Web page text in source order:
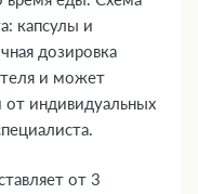
капсулы и
дозировка
и может
от индивидуальных
от 3